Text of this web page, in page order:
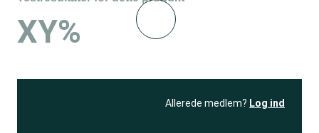
XY%
Allerede medlem? Log ind